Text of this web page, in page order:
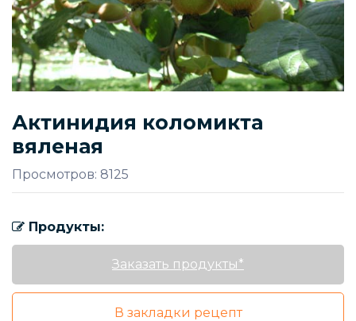
Актинидия коломикта
вяленая
Просмотров: 8125
Продукты:
Заказать продукты*
В закладки рецепт